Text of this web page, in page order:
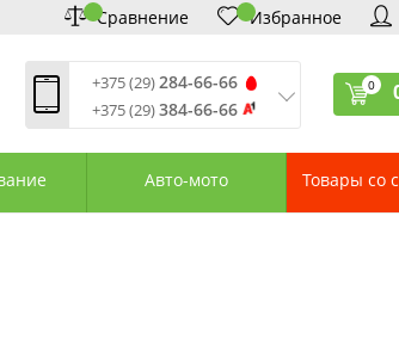
Сравнение Избранное
+375 (29)284-66-66
+375 (29)384-66-66
Сб: 10:00—18:00
0
Авто-мото Товары со